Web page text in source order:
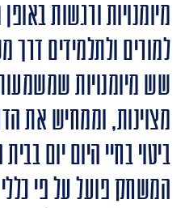
מיומנויות ורגשות
למורים ולתלמידים דרך
שש מיומנויות
מצוינות, וממחיש את
ביטוי בחיי היום יום
המשחק פועל על פי כללי